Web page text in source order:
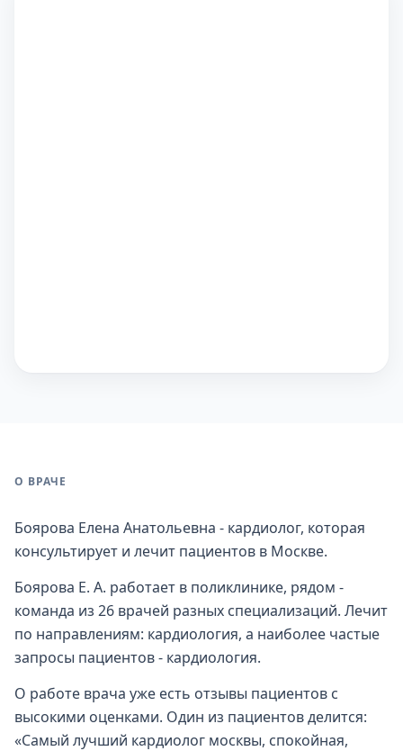
О ВРАЧЕ
Боярова Елена Анатольевна - кардиолог, которая
консультирует и лечит пациентов в Москве.
Боярова Е. А. работает в поликлинике, рядом -
команда из 26 врачей разных специализаций. Лечит
по направлениям: кардиология, а наиболее частые
запросы пациентов - кардиология.
О работе врача уже есть отзывы пациентов с
высокими оценками. Один из пациентов делится:
«Самый лучший кардиолог москвы, спокойная,